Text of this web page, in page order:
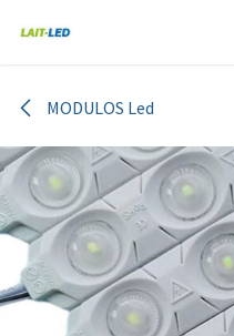
MODULOS Led